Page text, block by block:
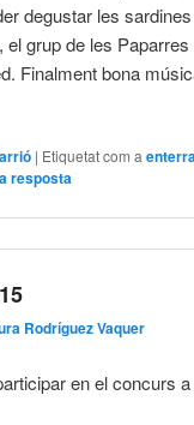
degustar les
grup de les
Finalment bona
| Etiquetat com a
resposta
Rodríguez Vaquer
en el concurs